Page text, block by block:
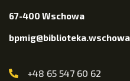
67-400 Wschowa
+48 65 547 60 62